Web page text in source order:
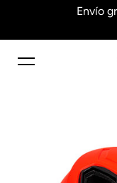
Saltar al contenidoEnvío